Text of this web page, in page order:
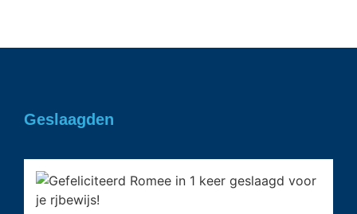
Geslaagden